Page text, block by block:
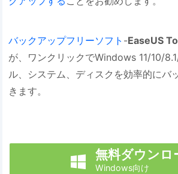
バックアップフリーソフト -EaseUS
が、ワンクリックでWindows 11/10/
ル、システム、ディスクを効率的にバ
きます。
 無料ダウンロ
Windows向け